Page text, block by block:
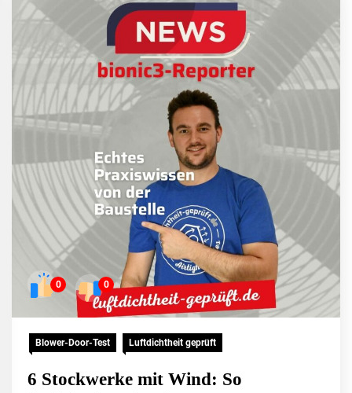
0 0
Blower-Door-Test Luftdichtheit geprüft
6 Stockwerke mit Wind: So